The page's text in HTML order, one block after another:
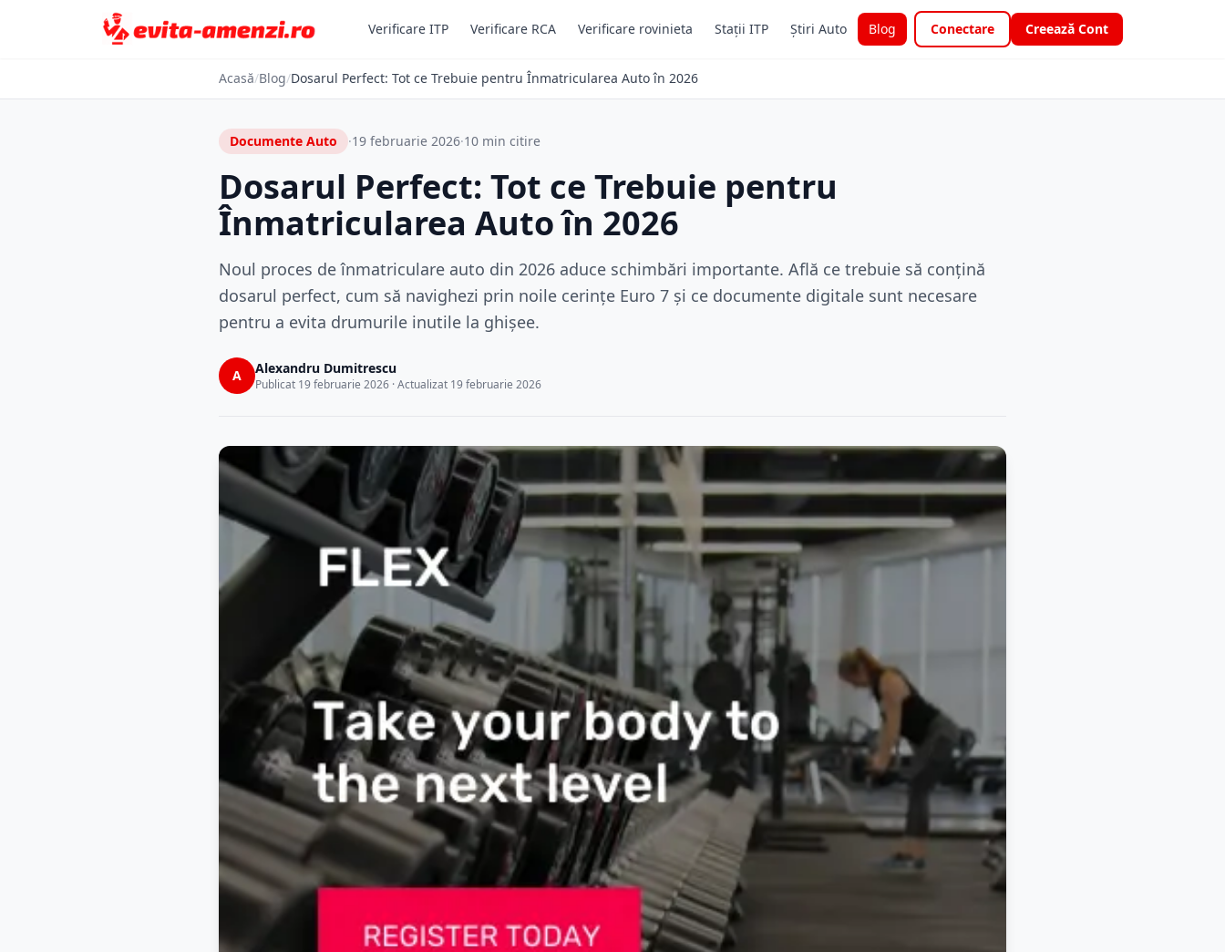
Verificare ITP Verificare RCA Verificare rovinieta Stații ITP Știri Auto Blog Conectare Creează Cont
Acasă/Blog/Dosarul Perfect: Tot ce Trebuie pentru Înmatricularea Auto în 2026
Documente Auto ·19 februarie 2026·10 min citire
Dosarul Perfect: Tot ce Trebuie pentru
Înmatricularea Auto în 2026
Noul proces de înmatriculare auto din 2026 aduce schimbări importante. Află ce trebuie să conțină
dosarul perfect, cum să navighezi prin noile cerințe Euro 7 și ce documente digitale sunt necesare
pentru a evita drumurile inutile la ghișee.
A Alexandru Dumitrescu
Publicat 19 februarie 2026 · Actualizat 19 februarie 2026